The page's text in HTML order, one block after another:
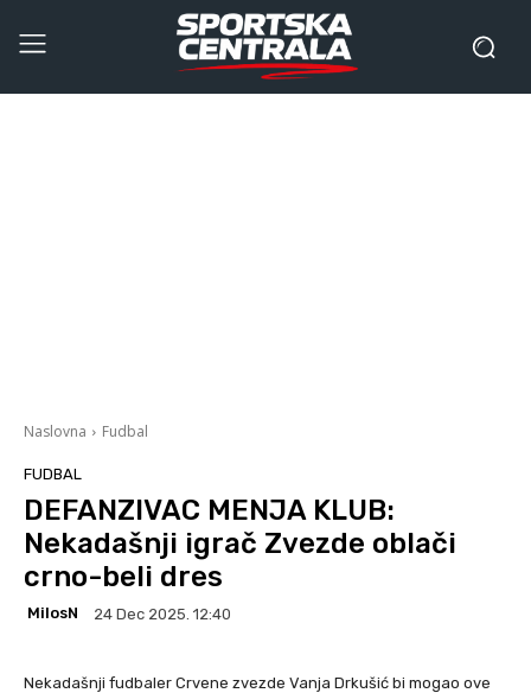
Naslovna Fudbal
FUDBAL
DEFANZIVAC MENJA KLUB:
Nekadašnji igrač Zvezde oblači
crno-beli dres
MilosN 24 Dec 2025. 12:40
Nekadašnji fudbaler Crvene zvezde Vanja Drkušić bi mogao ove